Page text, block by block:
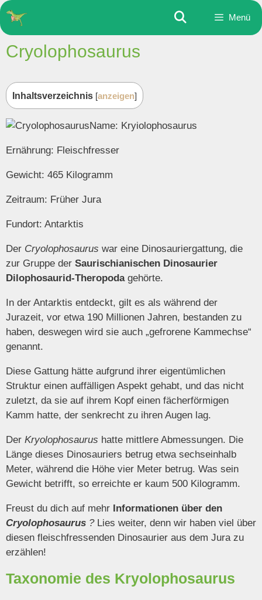
Zum
Inhalt
springen
Menü
Cryolophosaurus
Inhaltsverzeichnis [anzeigen]
Name: Kryiolophosaurus
Ernährung: Fleischfresser
Gewicht: 465 Kilogramm
Zeitraum: Früher Jura
Fundort: Antarktis
Der Cryolophosaurus war eine Dinosauriergattung, die
zur Gruppe der Saurischianischen Dinosaurier
Dilophosaurid-Theropodagehörte.
In der Antarktis entdeckt, gilt es als während der
Jurazeit, vor etwa 190 Millionen Jahren, bestanden zu
haben, deswegen wird sie auch „gefrorene Kammechse“
genannt.
Diese Gattung hätte aufgrund ihrer eigentümlichen
Struktur einen auffälligen Aspekt gehabt, und das nicht
zuletzt, da sie auf ihrem Kopf einen fächerförmigen
Kamm hatte, der senkrecht zu ihren Augen lag.
Der Kryolophosaurus hatte mittlere Abmessungen. Die
Länge dieses Dinosauriers betrug etwa sechseinhalb
Meter, während die Höhe vier Meter betrug. Was sein
Gewicht betrifft, so erreichte er kaum 500 Kilogramm.
Freust du dich auf mehr Informationen über den
Cryolophosaurus ?Lies weiter, denn wir haben viel über
diesen fleischfressenden Dinosaurier aus dem Jura zu
erzählen!
Taxonomie des Kryolophosaurus